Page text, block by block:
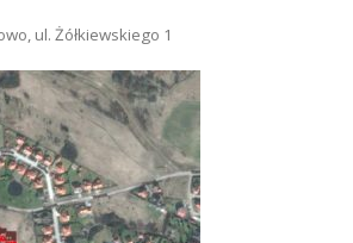
ul. Żółkiewskiego 1